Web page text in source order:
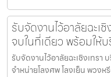
รับจัดงานไว้อาลัยฉะเ
จบในที่เดียว พร้อมให้
รับจัดงานไว้อาลัยฉะเชิงเทร
จำหน่ายโลงศพ โลงเย็น พวง